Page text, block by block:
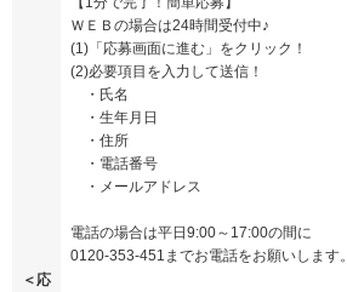
＜応
ＷＥＢの場合は24時間受付中♪
(1)「応募画面に進む」をクリック！
(2)必要項目を入力して送信！
・氏名
・生年月日
・住所
・電話番号
・メールアドレス
電話の場合は平日9:00～17:00の間に
0120-353-451までお電話をお願いします。